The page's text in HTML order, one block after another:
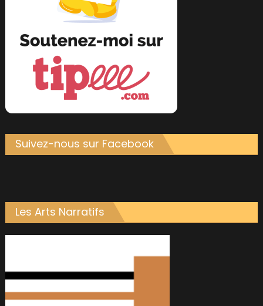
Suivez-nous sur Facebook
Les Arts Narratifs